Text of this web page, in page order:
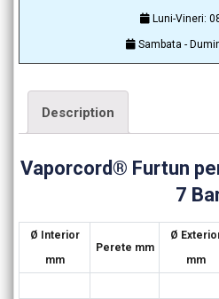
Luni-Vineri:
Sambata -
Description
Vaporcord® Furtun
7
Ø Interior
mm
Perete mm
Ø
mm